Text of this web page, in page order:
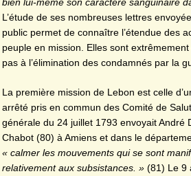
L’étude de ses nombreuses lettres
public permet de connaître l’étendue des
peuple en mission. Elles sont
pas à l’élimination des condamnés par la
La première mission de Lebon est celle
arrêté pris en commun des Comité de
générale du 24 juillet 1793 envoyait André
Chabot (80) à Amiens et dans le
« calmer les mouvements qui se sont
relativement aux subsistances. » (81) Le 9